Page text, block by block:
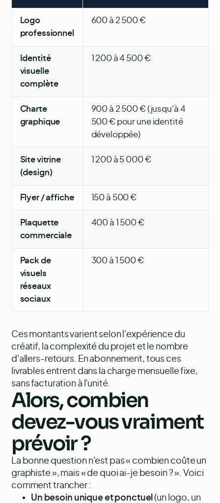
Logo
professionnel
600 à 2 500 €
Identité
visuelle
complète
1 200 à 4 500 €
Charte
graphique
900 à 2 500 € (jusqu'à 4
500 € pour une identité
développée)
Site vitrine
(design)
1 200 à 5 000 €
Flyer / affiche 150 à 500 €
Plaquette
commerciale
400 à 1 500 €
Pack de
visuels
réseaux
sociaux
300 à 1 500 €
Ces montants varient selon l'expérience du
créatif, la complexité du projet et le nombre
d'allers-retours. En abonnement, tous ces
livrables entrent dans la charge mensuelle fixe,
sans facturation à l'unité.
Alors, combien
devez-vous vraiment
prévoir ?
La bonne question n'est pas « combien coûte un
graphiste », mais « de quoi ai-je besoin ? ». Voici
comment trancher :
Un besoin unique et ponctuel (un logo, un